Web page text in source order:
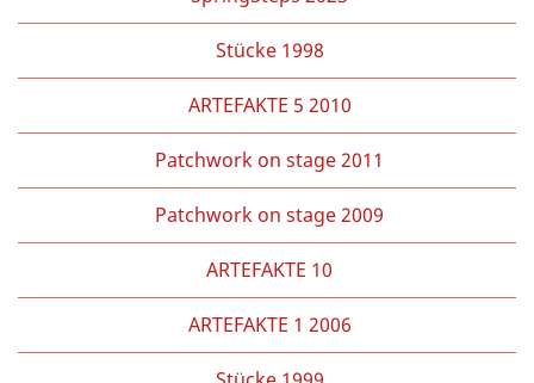
Stücke 1998
ARTEFAKTE 5 2010
Patchwork on stage 2011
Patchwork on stage 2009
ARTEFAKTE 10
ARTEFAKTE 1 2006